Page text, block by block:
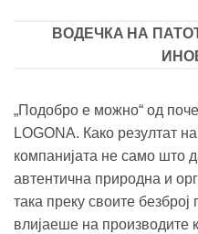
ВОДЕЧКA НА
„Подобро е можно“ од
LOGONA. Како резултат
компанијата не само што
автентична природна и
така преку своите
влијаеше на производите